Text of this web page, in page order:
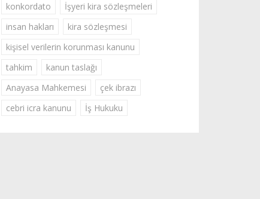
konkordato
İşyeri kira sözleşmeleri
insan hakları
kira sözleşmesi
kişisel verilerin korunması kanunu
tahkim
kanun taslağı
Anayasa Mahkemesi
çek ibrazı
cebri icra kanunu
İş Hukuku